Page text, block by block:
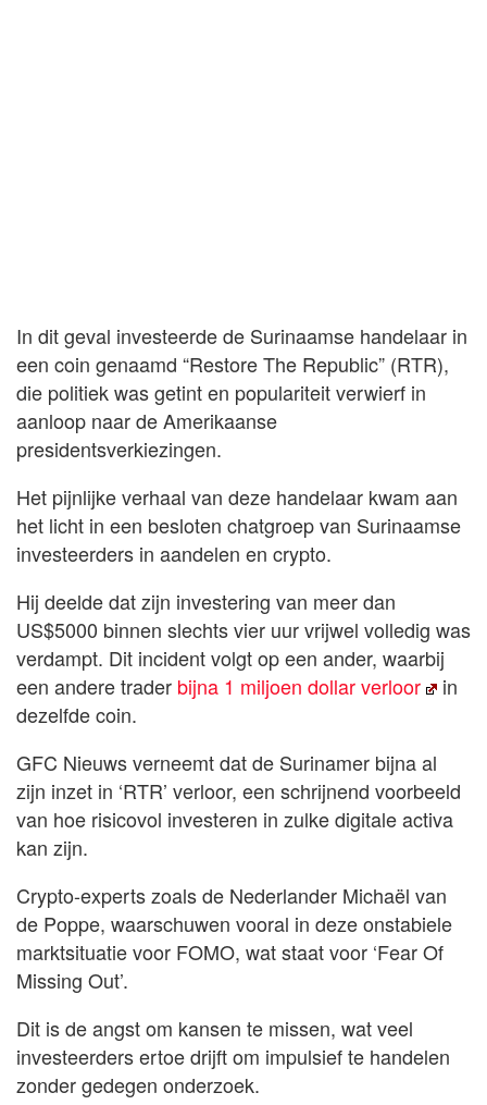
In dit geval investeerde de Surinaamse handelaar in
een coin genaamd “Restore The Republic” (RTR),
die politiek was getint en populariteit verwierf in
aanloop naar de Amerikaanse
presidentsverkiezingen.
Het pijnlijke verhaal van deze handelaar kwam aan
het licht in een besloten chatgroep van Surinaamse
investeerders in aandelen en crypto.
Hij deelde dat zijn investering van meer dan
US$5000 binnen slechts vier uur vrijwel volledig was
verdampt. Dit incident volgt op een ander, waarbij
een andere trader bijna 1 miljoen dollar verloor
in
dezelfde coin.
GFC Nieuws verneemt dat de Surinamer bijna al
zijn inzet in ‘RTR’ verloor, een schrijnend voorbeeld
van hoe risicovol investeren in zulke digitale activa
kan zijn.
Crypto-experts zoals de Nederlander Michaël van
de Poppe, waarschuwen vooral in deze onstabiele
marktsituatie voor FOMO, wat staat voor ‘Fear Of
Missing Out’.
Dit is de angst om kansen te missen, wat veel
investeerders ertoe drijft om impulsief te handelen
zonder gedegen onderzoek.